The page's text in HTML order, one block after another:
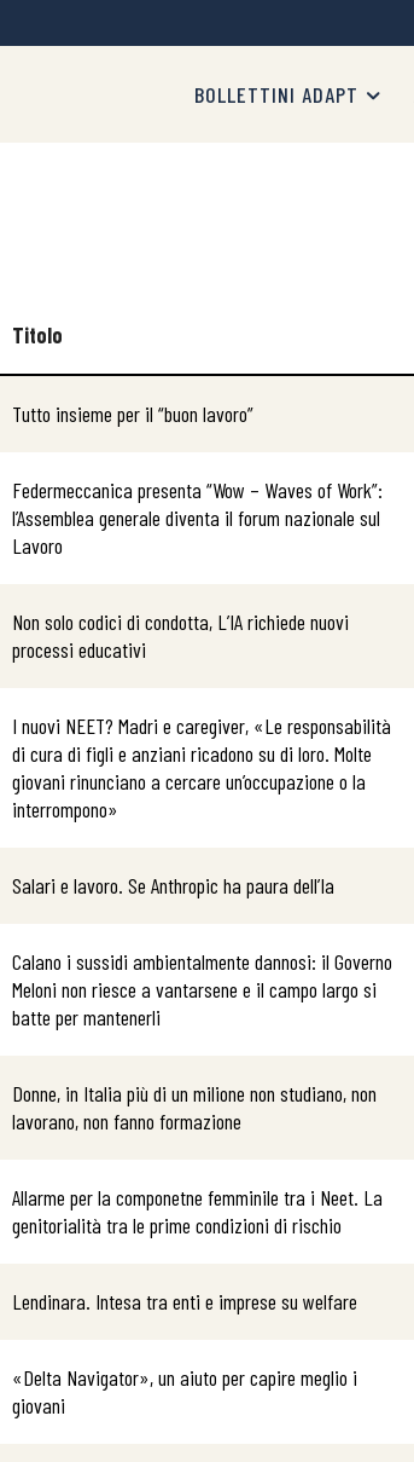
BOLLETTINI ADAPT
Titolo
Tutto insieme per il “buon lavoro”
Federmeccanica presenta “Wow – Waves of Work”:
l’Assemblea generale diventa il forum nazionale sul
Lavoro
Non solo codici di condotta, L’IA richiede nuovi
processi educativi
I nuovi NEET? Madri e caregiver, «Le responsabilità
di cura di figli e anziani ricadono su di loro. Molte
giovani rinunciano a cercare un’occupazione o la
interrompono»
Salari e lavoro. Se Anthropic ha paura dell’Ia
Calano i sussidi ambientalmente dannosi: il Governo
Meloni non riesce a vantarsene e il campo largo si
batte per mantenerli
Donne, in Italia più di un milione non studiano, non
lavorano, non fanno formazione
Allarme per la componetne femminile tra i Neet. La
genitorialità tra le prime condizioni di rischio
Lendinara. Intesa tra enti e imprese su welfare
«Delta Navigator», un aiuto per capire meglio i
giovani